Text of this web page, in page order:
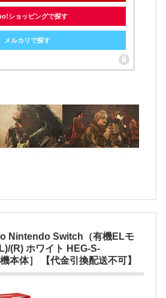
ショッピングで探す
メルカリで探す
Nintendo Switch（有機ELモ
(R) ホワイト HEG-S-
本体］ 【代金引換配送不可】